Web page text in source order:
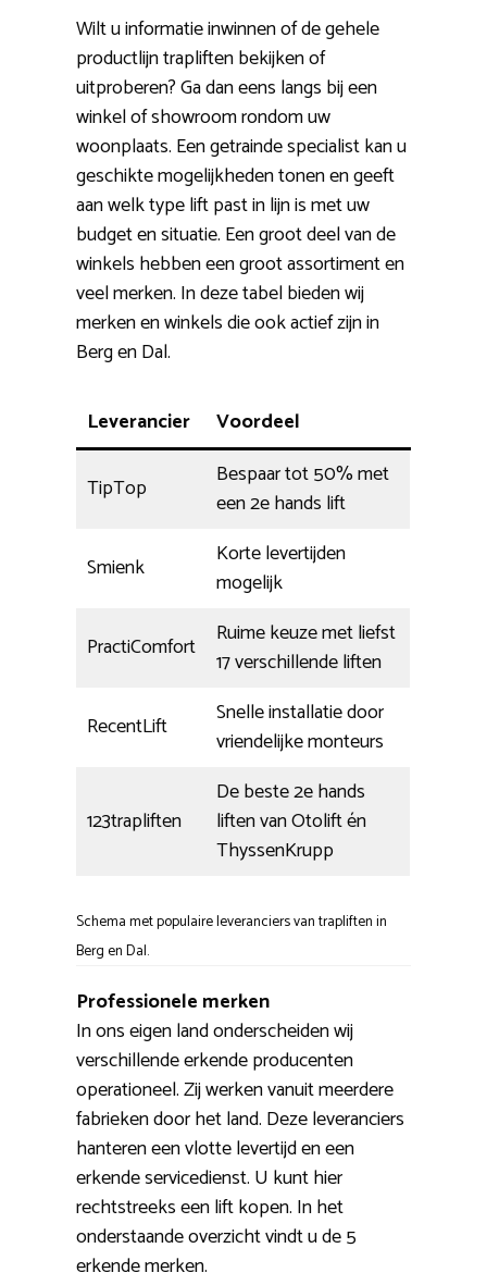
Wilt u informatie inwinnen of de gehele
productlijn trapliften bekijken of
uitproberen? Ga dan eens langs bij een
winkel of showroom rondom uw
woonplaats. Een getrainde specialist kan u
geschikte mogelijkheden tonen en geeft
aan welk type lift past in lijn is met uw
budget en situatie. Een groot deel van de
winkels hebben een groot assortiment en
veel merken. In deze tabel bieden wij
merken en winkels die ook actief zijn in
Berg en Dal.
Leverancier Voordeel
TipTop
Bespaar tot 50% met
een 2e hands lift
Smienk
Korte levertijden
mogelijk
PractiComfort
Ruime keuze met liefst
17 verschillende liften
RecentLift
Snelle installatie door
vriendelijke monteurs
123trapliften
De beste 2e hands
liften van Otolift én
ThyssenKrupp
Schema met populaire leveranciers van trapliften in
Berg en Dal.
Professionele merken
In ons eigen land onderscheiden wij
verschillende erkende producenten
operationeel. Zij werken vanuit meerdere
fabrieken door het land. Deze leveranciers
hanteren een vlotte levertijd en een
erkende servicedienst. U kunt hier
rechtstreeks een lift kopen. In het
onderstaande overzicht vindt u de 5
erkende merken.